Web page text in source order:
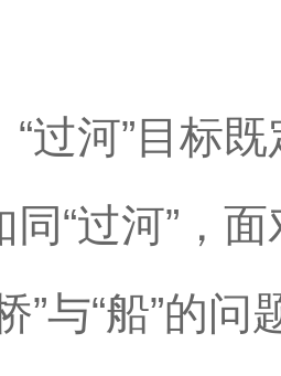
河”目标既
同“过河”，
”与“船”的